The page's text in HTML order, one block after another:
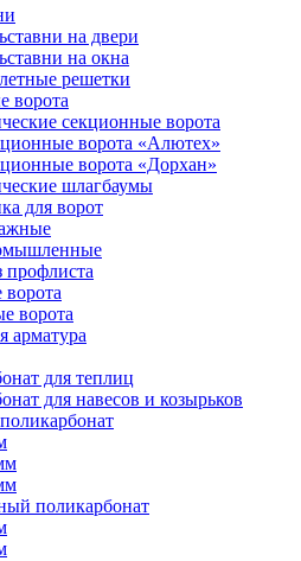
на двери
на окна
решетки
ворота
секционные ворота
ворота «Алютех»
ворота «Дорхан»
шлагбаумы
для ворот
профлиста
ворота
арматура
для теплиц
для навесов и козырьков
поликарбонат